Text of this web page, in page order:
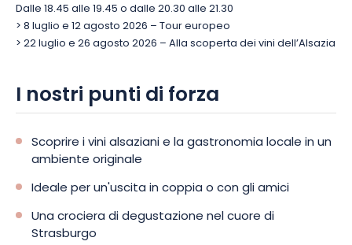
Dalle 18.45 alle 19.45 o dalle 20.30 alle 21.30
> 8 luglio e 12 agosto 2026 – Tour europeo
> 22 luglio e 26 agosto 2026 – Alla scoperta dei vini dell’Alsazia
I nostri punti di forza
Scoprire i vini alsaziani e la gastronomia locale in un
ambiente originale
Ideale per un'uscita in coppia o con gli amici
Una crociera di degustazione nel cuore di
Strasburgo